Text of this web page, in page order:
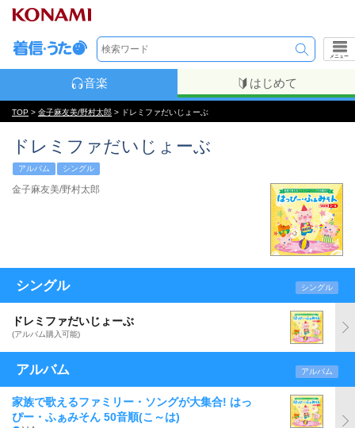
メニュー
音楽 はじめて
TOP > 金子麻友美/野村太郎 > ドレミファだいじょーぶ
ドレミファだいじょーぶ
アルバム シングル
金子麻友美/野村太郎
シングル シングル
ドレミファだいじょーぶ
(アルバム購入可能)
アルバム アルバム
家族で歌えるファミリー・ソングが大集合! はっ
ぴー・ふぁみそん 50音順(こ～は)